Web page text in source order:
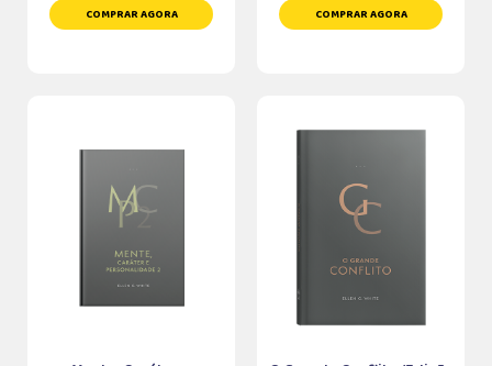
COMPRAR AGORA COMPRAR AGORA